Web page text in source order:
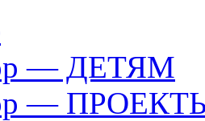
— ДЕТЯМ
—